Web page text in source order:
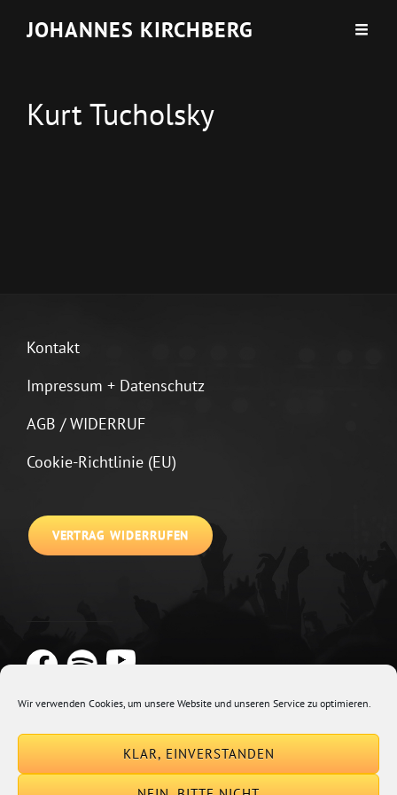
Wir verwenden Cookies, um unsere Website und unseren Service zu optimieren.
KLAR, EINVERSTANDEN
JOHANNES KIRCHBERG
Kurt Tucholsky
Kontakt
Impressum + Datenschutz
AGB / WIDERRUF
Cookie-Richtlinie (EU)
VERTRAG WIDERRUFEN
Euphony By Catch Themes